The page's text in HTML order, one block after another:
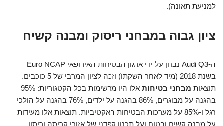
למניעת תאונה).
ציון גבוה במבחני ריסוק ומבנה קשיח
ה-Audi Q3 נבחן על ידי ארגון הבטיחות האירופאי Euro NCAP
בשנת 2018 (מיד לאחר השקתו) וזכה לציון המרבי של 5 כוכבים.
תוצאות מבחני בטיחות
אלו היו מרשימות בכל הקטגוריות: 95%
בהגנה על מבוגרים, 86% בהגנה על ילדים, 76% בהגנה על הולכי
רגל ו-85% על מערכות הבטיחות האקטיביות. תוצאות אלו מעידות
על מבנה קשיח ובטוח ועל תכנון קפדני של אזורי קריסה וריסון.